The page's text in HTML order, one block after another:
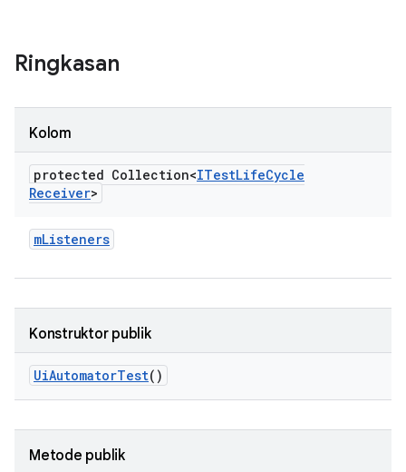
Ringkasan
Kolom
protected Collection<ITestLifeCycle
Receiver>
mListeners
Konstruktor publik
UiAutomatorTest()
Metode publik